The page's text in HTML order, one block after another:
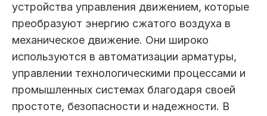
устройства управления движением, которые
преобразуют энергию сжатого воздуха в
механическое движение. Они широко
используются в автоматизации арматуры,
управлении технологическими процессами и
промышленных системах благодаря своей
простоте, безопасности и надежности. В